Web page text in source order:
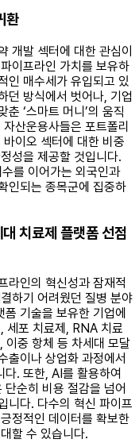
환
개발 섹터에 대한 관심이
이프라인 가치를 보유하
인 매수세가 유입되고 있
던 방식에서 벗어나, 기업
‘스마트 머니’의 움직
산운용사들은 포트폴리
이오 섹터에 대한 비중
성을 제공할 것입니다.
를 이어가는 외국인과
인되는 종목군에 집중하
치료제 플랫폼 선점
라인의 혁신성과 잠재적
하기 어려웠던 질병 분야
기술을 보유한 기업에
세포 치료제, RNA 치료
중 항체 등 차세대 모달
출이나 상업화 과정에서
. 또한, AI를 활용하여
순히 비용 절감을 넘어
니다. 다수의 혁신 파이프
정적인 데이터를 확보한
할 수 있습니다.